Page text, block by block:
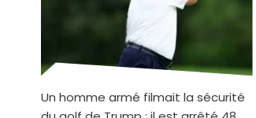
Un homme armé filmait la sécurité